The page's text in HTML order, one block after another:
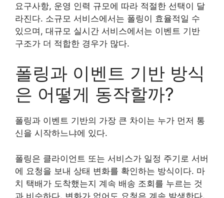
요구사항, 운영 인력 규모에 따라 적절한 선택이 달
라진다. 소규모 서비스에서는 폴링이 효율적일 수
있으며, 대규모 실시간 서비스에서는 이벤트 기반
구조가 더 적합한 경우가 많다.
폴링과 이벤트 기반 방식
은 어떻게 동작할까?
폴링과 이벤트 기반의 가장 큰 차이는 누가 먼저 통
신을 시작하느냐에 있다.
폴링은 클라이언트 또는 서비스가 일정 주기로 서버
에 요청을 보내 상태 변화를 확인하는 방식이다. 마
치 택배가 도착했는지 계속 배송 조회를 누르는 것
과 비슷하다. 변화가 없어도 요청은 계속 발생한다.